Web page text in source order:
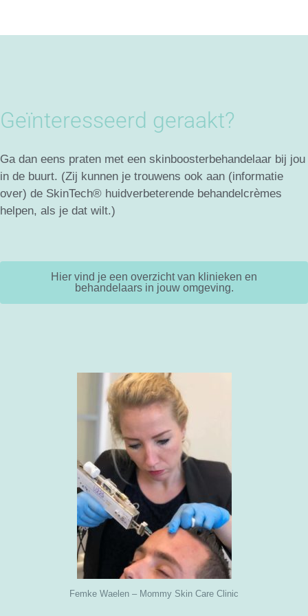
Geïnteresseerd geraakt?
Ga dan eens praten met een skinboosterbehandelaar bij jou
in de buurt. (Zij kunnen je trouwens ook aan (informatie
over) de SkinTech® huidverbeterende behandelcrèmes
helpen, als je dat wilt.)
Hier vind je een overzicht van klinieken en
behandelaars in jouw omgeving.
Femke Waelen – Mommy Skin Care Clinic